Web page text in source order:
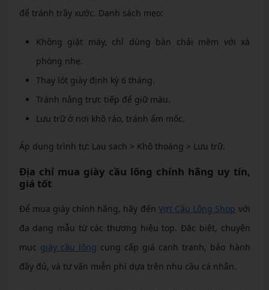
để tránh trầy xước. Danh sách mẹo:
Không giặt máy, chỉ dùng bàn chải mềm với xà
phòng nhẹ.
Thay lót giày định kỳ 6 tháng.
Tránh nắng trực tiếp để giữ màu.
Lưu trữ ở nơi khô ráo, tránh ẩm mốc.
Áp dụng trình tự: Lau sạch > Khô thoáng > Lưu trữ.
Địa chỉ mua giày cầu lông chính hãng uy tín,
giá tốt
Để mua giày chính hãng, hãy đến Vợt Cầu Lông Shop với
đa dạng mẫu từ các thương hiệu top. Đặc biệt, chuyên
mục giày cầu lông cung cấp giá cạnh tranh, bảo hành
đầy đủ, và tư vấn miễn phí dựa trên nhu cầu cá nhân.